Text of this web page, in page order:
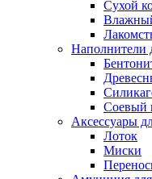
Сухой
Наполнители
Соевый
Аксессуары
Лоток
Миски